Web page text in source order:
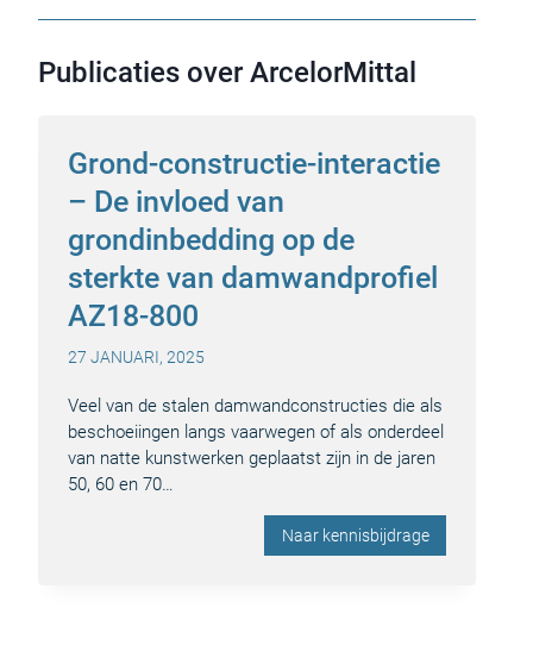
Publicaties over ArcelorMittal
Grond-constructie-interactie
– De invloed van
grondinbedding op de
sterkte van damwandprofiel
AZ18-800
27 JANUARI, 2025
Veel van de stalen damwandconstructies die als
beschoeiingen langs vaarwegen of als onderdeel
van natte kunstwerken geplaatst zijn in de jaren
50, 60 en 70…
Naar kennisbijdrage